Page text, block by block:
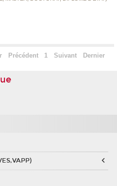
Précédent 1 Suivant Dernier